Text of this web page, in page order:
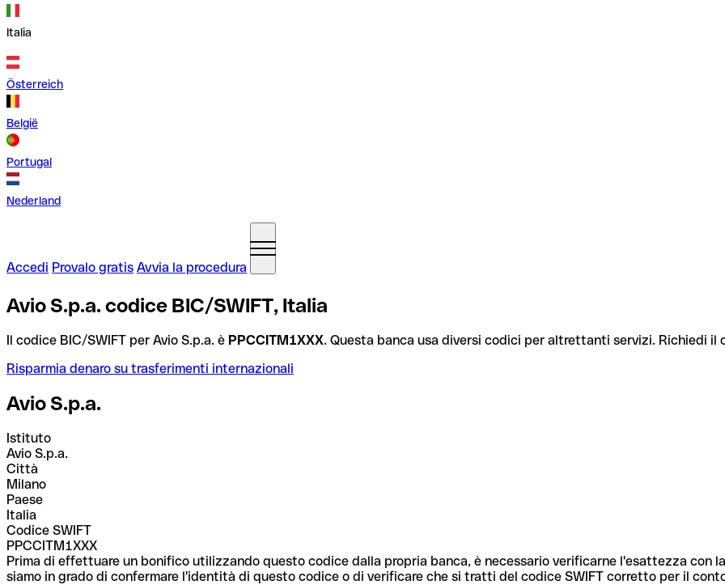
Italia
Österreich
België
Portugal
Nederland
Accedi Provalo gratis Avvia la procedura
Avio S.p.a. codice BIC/SWIFT, Italia
Il codice BIC/SWIFT per Avio S.p.a. è PPCCITM1XXX. Questa banca usa diversi codici per altrettanti servizi. Richiedi
Risparmia denaro su trasferimenti internazionali
Avio S.p.a.
Istituto
Avio S.p.a.
Città
Milano
Paese
Italia
Codice SWIFT
PPCCITM1XXX
Prima di effettuare un bonifico utilizzando questo codice dalla propria banca, è necessario verificarne l'esattezza con
siamo in grado di confermare l'identità di questo codice o di verificare che si tratti del codice SWIFT corretto per il